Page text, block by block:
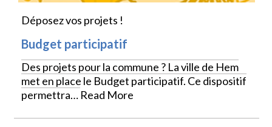
Déposez vos projets !
Budget participatif
Des projets pour la commune ? La ville de Hem
met en place le Budget participatif. Ce dispositif
permettra… Read More